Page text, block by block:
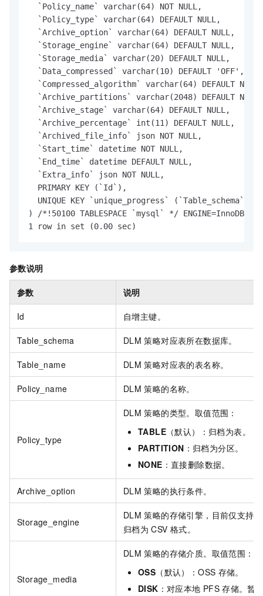
  `Policy_name` varchar(64) NOT NULL,
  `Policy_type` varchar(64) DEFAULT NULL,
  `Archive_option` varchar(64) DEFAULT NULL,
  `Storage_engine` varchar(64) DEFAULT NULL,
  `Storage_media` varchar(20) DEFAULT NULL,
  `Data_compressed` varchar(10) DEFAULT 'OFF',
  `Compressed_algorithm` varchar(64) DEFAULT NULL,
  `Archive_partitions` varchar(2048) DEFAULT NULL,
  `Archive_stage` varchar(64) DEFAULT NULL,
  `Archive_percentage` int(11) DEFAULT NULL,
  `Archived_file_info` json NOT NULL,
  `Start_time` datetime NOT NULL,
  `End_time` datetime DEFAULT NULL,
  `Extra_info` json NOT NULL,
  PRIMARY KEY (`Id`),
UNIQUE KEY `unique_progress`
) /*!50100 TABLESPACE `mysql` */ ENGINE=InnoDB
1 row in set (0.00 sec)
参数说明
参数 说明
Id 自增主键。
Table_schema DLM 策略对应表所在数据库。
Table_name DLM 策略对应表的表名称。
Policy_name DLM 策略的名称。
Policy_type
DLM 策略的类型。取值范围：
TABLE （默认）：归档为表。
PARTITION ：归档为分区。
NONE ：直接删除数据。
Archive_option DLM 策略的执行条件。
Storage_engine
DLM 策略的存储引擎，目前仅支持
归档为 CSV 格式。
Storage_media
DLM 策略的存储介质。取值范围：
OSS （默认）：OSS 存储。
DISK ：对应本地 PFS 存储。暂